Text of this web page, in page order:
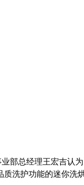
总经理王宏吉认为
质洗护功能的迷你洗